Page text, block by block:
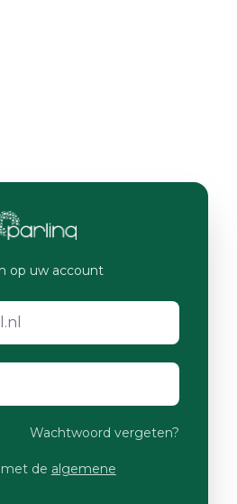
op uw account
Wachtwoord vergeten?
de algemene